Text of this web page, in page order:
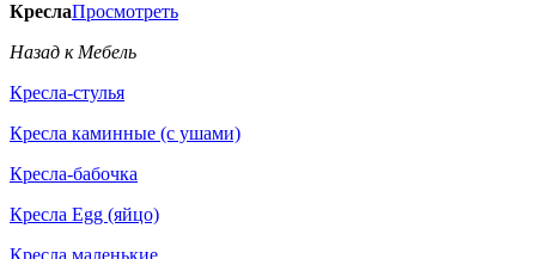
КреслаПросмотреть
Назад к Мебель
Кресла-стулья
Кресла каминные (с ушами)
Кресла-бабочка
Кресла Egg (яйцо)
Кресла маленькие